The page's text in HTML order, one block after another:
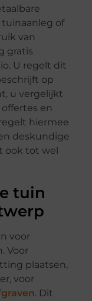
of
van
gratis
U regelt dit
op
u vergelijkt
en
hiermee
deskundige
ook tot wel
tuin
voor
Voor
plaatsen,
voor
. Dit